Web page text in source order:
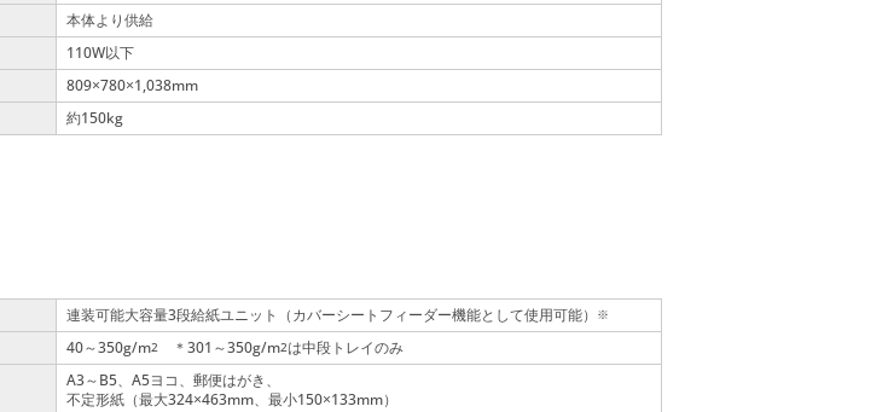
本体より供給
110W以下
809×780×1,038mm
約150kg
連装可能大容量3段給紙ユニット（カバーシートフィーダー機能として使用可能） ※
40～350g/m2 ＊301～350g/m2は中段トレイのみ
A3～B5、A5ヨコ、郵便はがき、
不定形紙（最大324×463mm、最小150×133mm）